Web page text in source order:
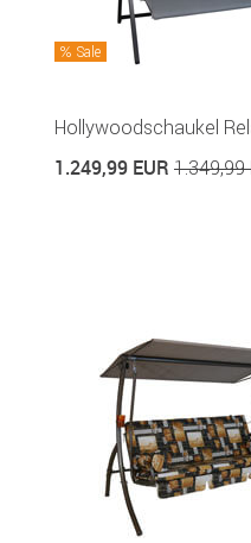
Sale
Hollywoodschaukel
1.249,99 EUR 1.349,99